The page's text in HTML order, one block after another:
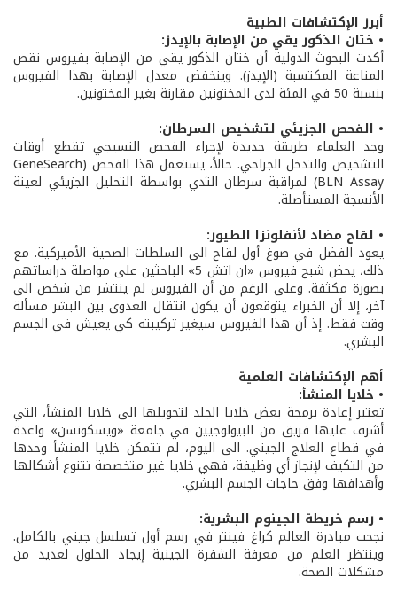
أبرز الإكتشافات الطبية
• ختان الذكور يقي من الإصابة بالإيدز:
أكدت البحوث الدولية أن ختان الذكور يقي من الإصابة بفيروس نقص
المناعة المكتسبة (الإيدز). وينخفض معدل الإصابة بهذا الفيروس
بنسبة 50 في المئة لدى المختونين مقارنة بغير المختونين.
• الفحص الجزيئي لتشخيص السرطان:
وجد العلماء طريقة جديدة لإجراء الفحص النسيجي تقطع أوقات
التشخيص والتدخل الجراحي. حالاً، يستعمل هذا الفحص (GeneSearch
BLN Assay) لمراقبة سرطان الثدي بواسطة التحليل الجزيئي لعينة
الأنسجة المستأصلة.
• لقاح مضاد لأنفلونزا الطيور:
يعود الفضل في صوغ أول لقاح الى السلطات الصحية الأميركية. مع
ذلك، يحض شبح فيروس «ان اتش 5» الباحثين على مواصلة دراساتهم
بصورة مكثفة. وعلى الرغم من أن الفيروس لم ينتشر من شخص الى
آخر، إلا أن الخبراء يتوقعون أن يكون انتقال العدوى بين البشر مسألة
وقت فقط. إذ أن هذا الفيروس سيغير تركيبته كي يعيش في الجسم
البشري.
أهم الإكتشافات العلمية
• خلايا المنشأ:
تعتبر إعادة برمجة بعض خلايا الجلد لتحويلها الى خلايا المنشأ، التي
أشرف عليها فريق من البيولوجيين في جامعة «ويسكونسن» واعدة
في قطاع العلاج الجيني. الى اليوم، لم تتمكن خلايا المنشأ وحدها
من التكيف لإنجاز أي وظيفة، فهي خلايا غير متخصصة تتنوع أشكالها
وأهدافها وفق حاجات الجسم البشري.
• رسم خريطة الجينوم البشرية:
نجحت مبادرة العالم كراغ فينتر في رسم أول تسلسل جيني بالكامل.
وينتظر العلم من معرفة الشفرة الجينية إيجاد الحلول لعديد من
مشكلات الصحة.